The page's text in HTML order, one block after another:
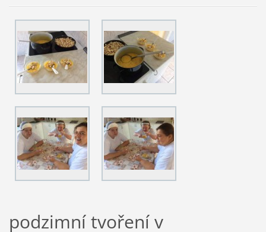
podzimní tvoření v